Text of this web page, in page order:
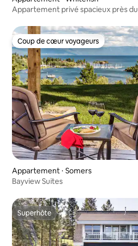
Appartement privé spacieux près
Coup de cœur voyageurs
Coup de cœur voyageurs
Appartement ⋅ Somers
Bayview Suites
Superhôte
Superhôte